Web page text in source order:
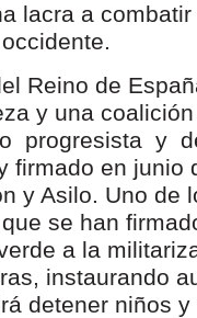
lacra a
Reino de
y una
progresista y
en junio
y Asilo. Uno de
se han
a la
instaurando
detener niños